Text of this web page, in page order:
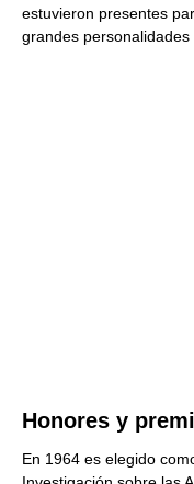
estuvieron presentes
grandes
Honores y
En 1964 es elegido